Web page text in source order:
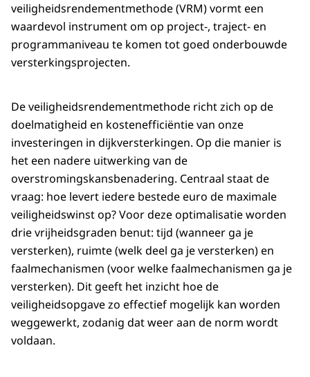
veiligheidsrendementmethode (VRM) vormt een
waardevol instrument om op project-, traject- en
programmaniveau te komen tot goed onderbouwde
versterkingsprojecten.
De veiligheidsrendementmethode richt zich op de
doelmatigheid en kostenefficiëntie van onze
investeringen in dijkversterkingen. Op die manier is
het een nadere uitwerking van de
overstromingskansbenadering. Centraal staat de
vraag: hoe levert iedere bestede euro de maximale
veiligheidswinst op? Voor deze optimalisatie worden
drie vrijheidsgraden benut: tijd (wanneer ga je
versterken), ruimte (welk deel ga je versterken) en
faalmechanismen (voor welke faalmechanismen ga je
versterken). Dit geeft het inzicht hoe de
veiligheidsopgave zo effectief mogelijk kan worden
weggewerkt, zodanig dat weer aan de norm wordt
voldaan.